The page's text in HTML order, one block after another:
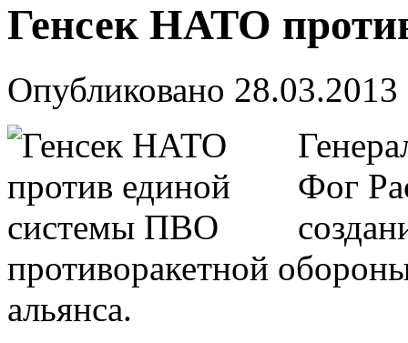
Генсек НАТО
Опубликовано 28.03.2013
Фог
противоракетной
альянса.